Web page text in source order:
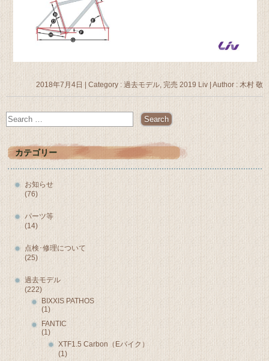
2018年7月4日 Category : 過去モデル, 完売 2019 Liv Author : 木村 敬
カテゴリー
お知らせ
(76)
パーツ等
(14)
点検･修理について
(25)
過去モデル
(222)
BIXXIS PATHOS
(1)
FANTIC
(1)
XTF1.5 Carbon（Eバイク）
(1)